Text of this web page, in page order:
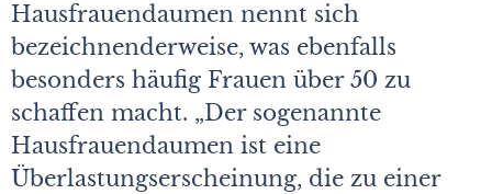
Hausfrauendaumen nennt sich
bezeichnenderweise, was ebenfalls
besonders häufig Frauen über 50 zu
schaffen macht. „Der sogenannte
Hausfrauendaumen ist eine
Überlastungserscheinung, die zu einer